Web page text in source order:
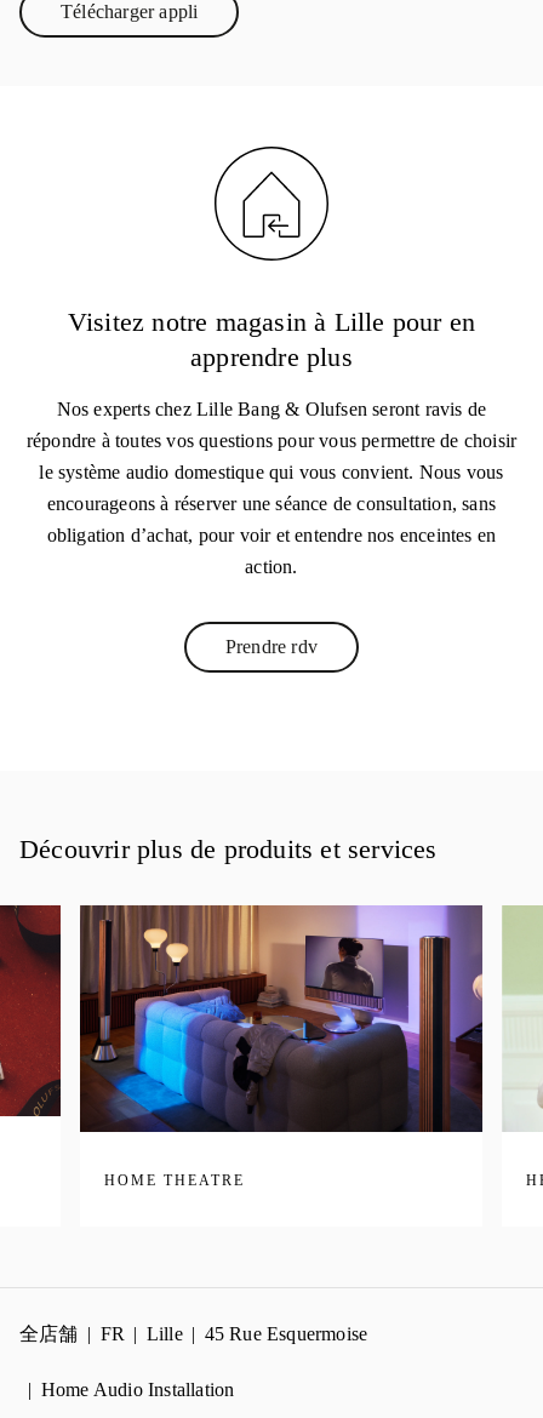
Télécharger appliLink Opens in New Tab
Visitez notre magasin à Lille pour en
apprendre plus
Nos experts chez Lille Bang & Olufsen seront ravis de
répondre à toutes vos questions pour vous permettre de choisir
le système audio domestique qui vous convient. Nous vous
encourageons à réserver une séance de consultation, sans
obligation d’achat, pour voir et entendre nos enceintes en
action.
Prendre rdvLink Opens in New Tab
Découvrir plus de produits et services
HOME THEATRE
全店舗 FR Lille 45 Rue Esquermoise
Home Audio Installation